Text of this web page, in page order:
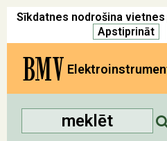
Sīkdatnes nodrošina
BMV